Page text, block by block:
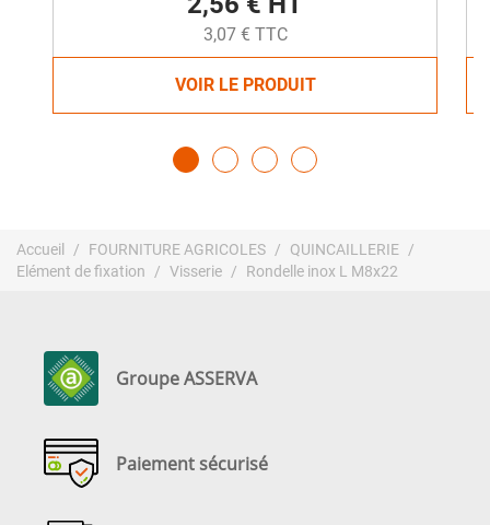
3,07 € TTC
VOIR LE PRODUIT
Accueil FOURNITURE AGRICOLES
QUINCAILLERIE
Elément de fixation
Visserie Rondelle inox L M8x22
Groupe ASSERVA
Paiement sécurisé